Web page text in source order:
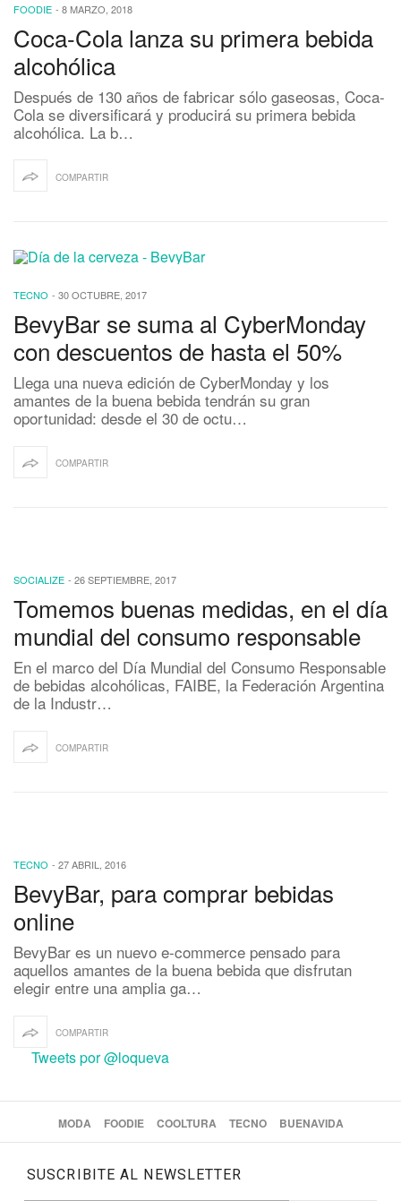
FOODIE - 8 MARZO, 2018
Coca-Cola lanza su primera bebida
alcohólica
Después de 130 años de fabricar sólo gaseosas, Coca-
Cola se diversificará y producirá su primera bebida
alcohólica. La b…
COMPARTIR
TECNO - 30 OCTUBRE, 2017
BevyBar se suma al CyberMonday
con descuentos de hasta el 50%
Llega una nueva edición de CyberMonday y los
amantes de la buena bebida tendrán su gran
oportunidad: desde el 30 de octu…
COMPARTIR
SOCIALIZE - 26 SEPTIEMBRE, 2017
Tomemos buenas medidas, en el día
mundial del consumo responsable
En el marco del Día Mundial del Consumo Responsable
de bebidas alcohólicas, FAIBE, la Federación Argentina
de la Industr…
COMPARTIR
TECNO - 27 ABRIL, 2016
BevyBar, para comprar bebidas
online
BevyBar es un nuevo e-commerce pensado para
aquellos amantes de la buena bebida que disfrutan
elegir entre una amplia ga…
COMPARTIR
Tweets por @loqueva
MODA FOODIE COOLTURA TECNO BUENAVIDA
SUSCRIBITE AL NEWSLETTER